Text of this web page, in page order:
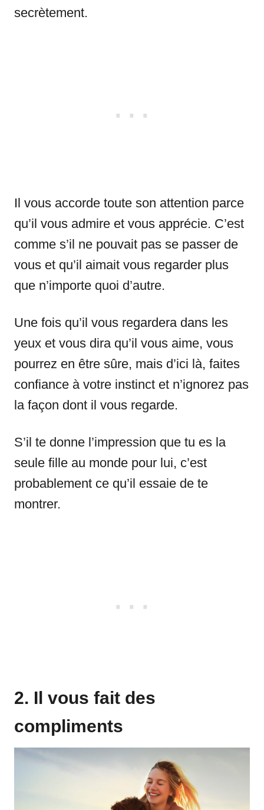
secrètement.
Il vous accorde toute son attention parce
qu’il vous admire et vous apprécie. C’est
comme s’il ne pouvait pas se passer de
vous et qu’il aimait vous regarder plus
que n’importe quoi d’autre.
Une fois qu’il vous regardera dans les
yeux et vous dira qu’il vous aime, vous
pourrez en être sûre, mais d’ici là, faites
confiance à votre instinct et n’ignorez pas
la façon dont il vous regarde.
S’il te donne l’impression que tu es la
seule fille au monde pour lui, c’est
probablement ce qu’il essaie de te
montrer.
2. Il vous fait des
compliments